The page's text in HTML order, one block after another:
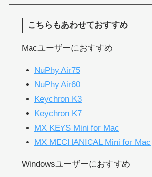
こちらもあわせておすすめ
Macユーザーにおすすめ
NuPhy Air75
NuPhy Air60
Keychron K3
Keychron K7
MX KEYS Mini for Mac
MX MECHANICAL Mini for Mac
Windowsユーザーにおすすめ